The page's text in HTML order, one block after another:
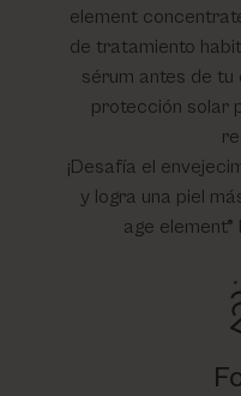
element
de tratamiento
sérum antes de
protección solar
¡Desafía el
y logra una piel
age